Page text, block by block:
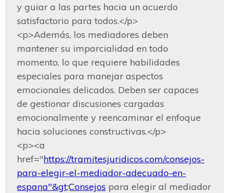
y guiar a las partes hacia un acuerdo
satisfactorio para todos.</p>
<p>Además, los mediadores deben
mantener su imparcialidad en todo
momento, lo que requiere habilidades
especiales para manejar aspectos
emocionales delicados. Deben ser capaces
de gestionar discusiones cargadas
emocionalmente y reencaminar el enfoque
hacia soluciones constructivas.</p>
<p><a
href="https://tramitesjuridicos.com/consejos-
para-elegir-el-mediador-adecuado-en-
espana"&gt;Consejos para elegir al mediador